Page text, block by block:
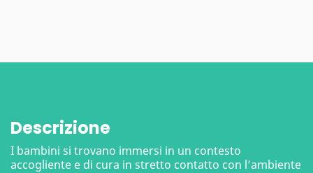
Descrizione
I bambini si trovano immersi in un contesto
accogliente e di cura in stretto contatto con l’ambiente